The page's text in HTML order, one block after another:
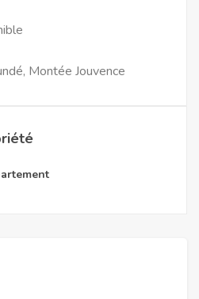
Montée Jouvence